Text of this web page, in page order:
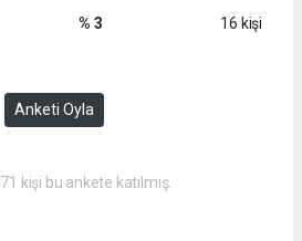
% 3 16 kişi
Anketi Oyla
kişi bu ankete katılmış.